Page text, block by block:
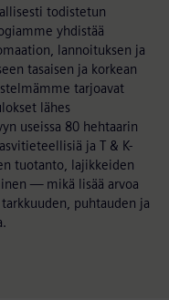
todistetun
yhdistää
lannoituksen ja
tasaisen ja korkean
tarjoavat
lähes
useissa 80 hehtaarin
ja T & K-
tuotanto, lajikkeiden
— mikä lisää arvoa
puhtauden ja